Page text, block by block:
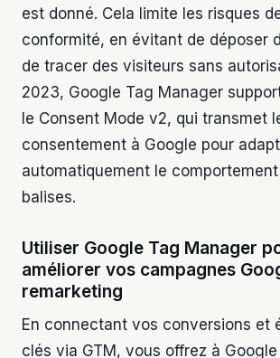
est donné. Cela limite les risques
conformité, en évitant de déposer
de tracer des visiteurs sans
2023, Google Tag Manager
le Consent Mode v2, qui transmet
consentement à Google pour
automatiquement le
balises.
Utiliser Google Tag Manager
améliorer vos campagnes
remarketing
En connectant vos conversions et
clés via GTM, vous offrez à